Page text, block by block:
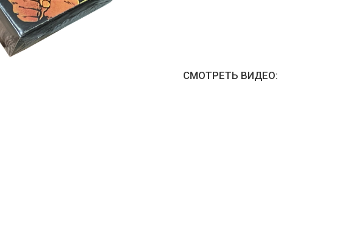
Циркоблицы
Цветной дым и огонь
СМОТРЕТЬ ВИДЕО: